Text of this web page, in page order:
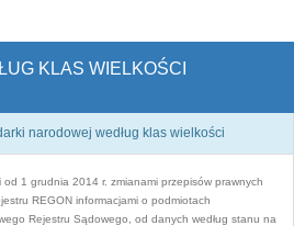
KLAS WIELKOŚCI
narodowej według klas wielkości
od 1 grudnia 2014 r. zmianami przepisów prawnych
REGON informacjami o podmiotach
Rejestru Sądowego, od danych według stanu na